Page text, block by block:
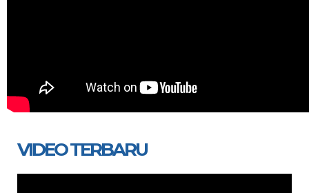
VIDEO TERBARU